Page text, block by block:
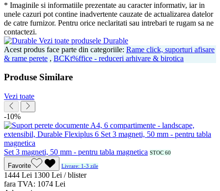
* Imaginile si informatiile prezentate au caracter informativ, iar in
unele cazuri pot contine inadvertente cauzate de actualizarea datelor
de catre furnizor. Pentru orice neclaritati sau intrebari te rugam sa ne
contactezi.
Vezi toate produsele Durable
Acest produs face parte din categoriile: Rame click, suporturi afisare
& rame perete , BCKt%ffice - reduceri arhivare & birotica
Produse Similare
Vezi toate
-10%
Set 3 magneti, 50 mm - pentru tabla magnetica STOC 60
Favorite Livrare: 1-3 zile
1444 Lei 1300 Lei / blister
fara TVA: 1074 Lei